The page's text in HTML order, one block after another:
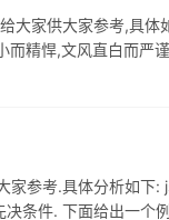
大家供大家参考,具
精悍,文风直白而
参考.具体分析如下
条件. 下面给出一